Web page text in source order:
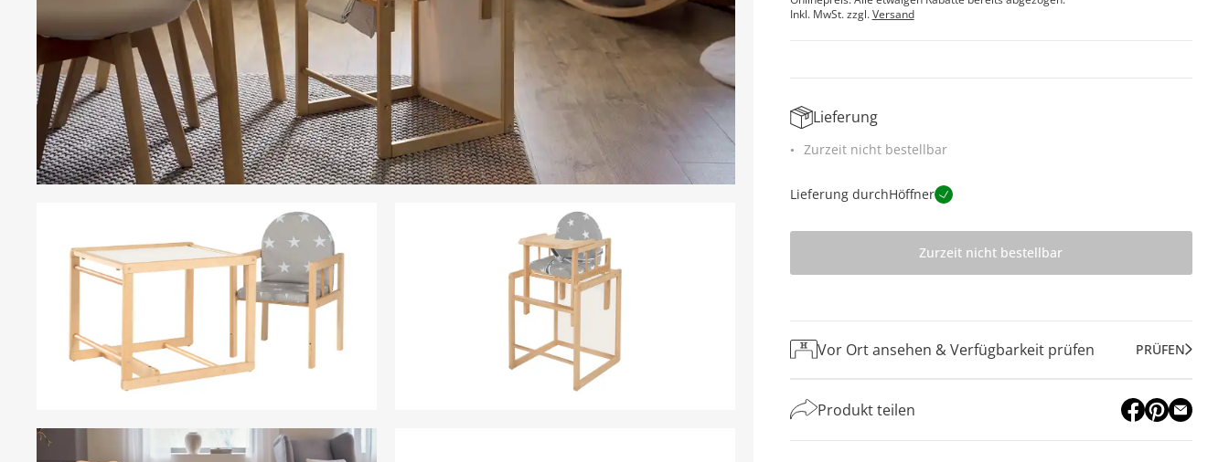
Inkl. MwSt. zzgl.Versand
Lieferung
Zurzeit nicht bestellbar
Lieferung durchHöffner
Zurzeit nicht bestellbar
Vor Ort ansehen & Verfügbarkeit prüfen PRÜFEN
Produkt teilen